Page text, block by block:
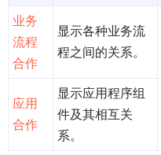
业务
流程
合作
显示各种业务流
程之间的关系。
应用
合作
显示应用程序组
件及其相互关
系。